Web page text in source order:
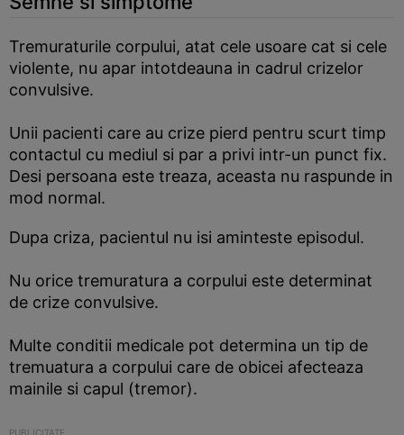
Tremuraturile corpului, atat cele usoare cat si cele
violente, nu apar intotdeauna in cadrul crizelor
convulsive.
Unii pacienti care au crize pierd pentru scurt timp
contactul cu mediul si par a privi intr-un punct fix.
Desi persoana este treaza, aceasta nu raspunde in
mod normal.
Dupa criza, pacientul nu isi aminteste episodul.
Nu orice tremuratura a corpului este determinat
de crize convulsive.
Multe conditii medicale pot determina un tip de
tremuatura a corpului care de obicei afecteaza
mainile si capul (tremor).